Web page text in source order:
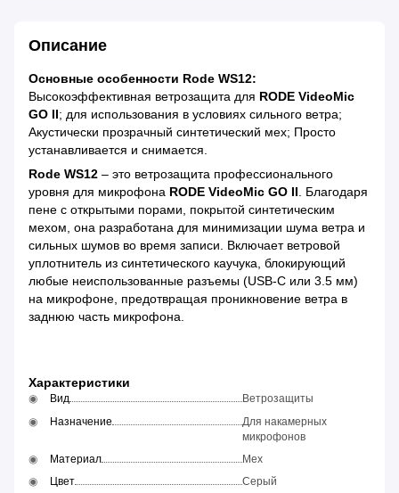
Описание
Основные особенности Rode WS12:
Высокоэффективная ветрозащита для RODE VideoMic
GO II; для использования в условиях сильного ветра;
Акустически прозрачный синтетический мех; Просто
устанавливается и снимается.
Rode WS12 – это ветрозащита профессионального
уровня для микрофона RODE VideoMic GO II . Благодаря
пене с открытыми порами, покрытой синтетическим
мехом, она разработана для минимизации шума ветра и
сильных шумов во время записи. Включает ветровой
уплотнитель из синтетического каучука, блокирующий
любые неиспользованные разъемы (USB-C или 3.5 мм)
на микрофоне, предотвращая проникновение ветра в
заднюю часть микрофона.
Характеристики
Вид
Ветрозащиты
Назначение
Для накамерных
микрофонов
Материал
Мех
Цвет
Серый